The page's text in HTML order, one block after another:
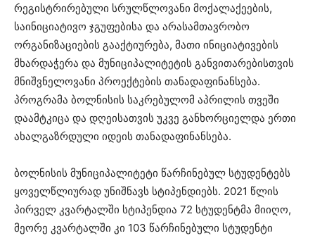
რეგისტრირებული სრულწლოვანი მოქალაქეების,
საინიციატივო ჯგუფებისა და არასამთავრობო
ორგანიზაციების გააქტიურება, მათი ინიციატივების
მხარდაჭერა და მუნიციპალიტეტის განვითარებისთვის
მნიშვნელოვანი პროექტების თანადაფინანსება.
პროგრამა ბოლნისის საკრებულომ აპრილის თვეში
დაამტკიცა და დღეისათვის უკვე განხორციელდა ერთი
ახალგაზრდული იდეის თანადაფინანსება.
ბოლნისის მუნიციპალიტეტი წარჩინებულ სტუდენტებს
ყოველწლიურად უნიშნავს სტიპენდიებს. 2021 წლის
პირველ კვარტალში სტიპენდია 72 სტუდენტმა მიიღო,
მეორე კვარტალში კი 103 წარჩინებული სტუდენტი